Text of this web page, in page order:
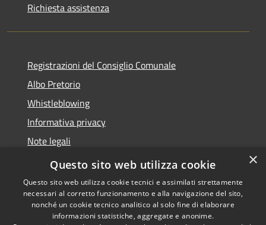
Richiesta assistenza
Registrazioni del Consiglio Comunale
Albo Pretorio
Whistleblowing
Informativa privacy
Note legali
Dichiarazione di accessibilità
Copyright © 2026 • Comune di
×
Questo sito web utilizza cookie
Questo sito web utilizza cookie tecnici e assimilati strettamente
necessari al corretto funzionamento e alla navigazione del sito,
nonché un cookie tecnico analitico al solo fine di elaborare
informazioni statistiche, aggregate e anonime.